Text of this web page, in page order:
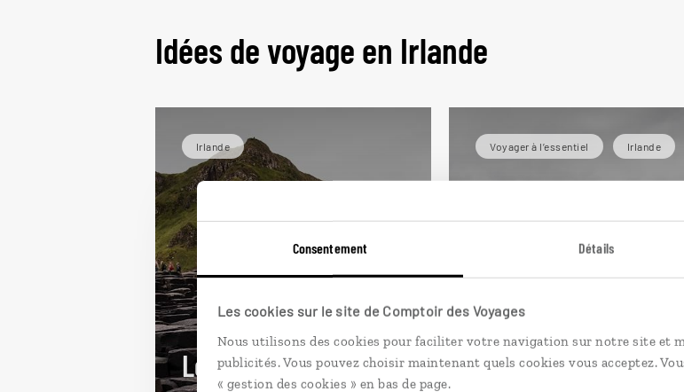
Consentement Détails
Les cookies sur le site de Comptoir des Voyages
Nous utilisons des cookies pour faciliter votre navigation sur notre site et
publicités. Vous pouvez choisir maintenant quels cookies vous acceptez.
« gestion des cookies » en bas de page.
Idées de voyage en Irlande
Irlande
Le Nord à pas de
Voyager à l’essentiel Irlande